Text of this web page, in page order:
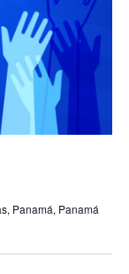
Panamá, Panamá